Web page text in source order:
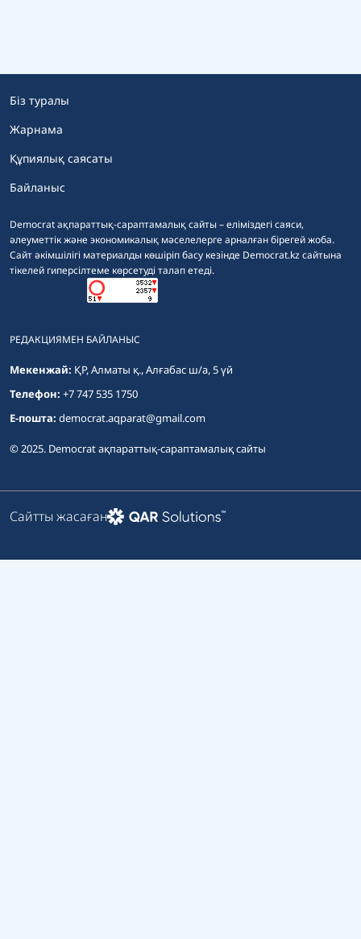
Democrat ақпараттық-сараптамалық сайты – еліміздегі саяси,
әлеуметтік және экономикалық мәселелерге арналған бірегей жоба.
Сайт әкімшілігі материалды көшіріп басу кезінде Democrat.kz сайтына
тікелей гиперсілтеме көрсетуді талап етеді.
Біз туралы
Жарнама
Құпиялық саясаты
Байланыс
РЕДАКЦИЯМЕН БАЙЛАНЫС
Мекенжай: ҚР, Алматы қ., Алғабас ш/а, 5 үй
Телефон: +7 747 535 1750
E-пошта: democrat.aqparat@gmail.com
© 2025. Democrat ақпараттық-сараптамалық сайты
Сайтты жасаған